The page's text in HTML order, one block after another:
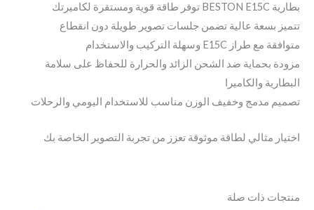
بطارية BESTON E15C توفر طاقة قوية ومستقرة لكاميرتك
تتميز بسعة عالية تضمن جلسات تصوير طويلة دون انقطاع
متوافقة مع طراز E15C وسهلة التركيب والاستخدام
مزودة بحماية ضد الشحن الزائد والحرارة للحفاظ على سلامة
البطارية والكاميرا
تصميم مدمج وخفيف الوزن مناسب للاستخدام اليومي والرحلات
اختيار مثالي لطاقة موثوقة تعزز من تجربة التصوير الخاصة بك
منتجات ذات صلة